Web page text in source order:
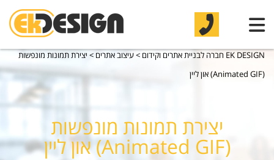
EK DESIGN חברה לבניית אתרים וקידום >עיצוב אתרים > יצירת תמונות מונפשות
(Animated GIF) און ליין
יצירת תמונות מונפשות
(Animated GIF) און ליין